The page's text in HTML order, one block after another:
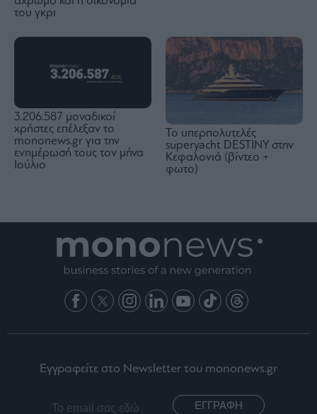
του γκρι
3.206.587 μοναδικοί
χρήστες επέλεξαν το
mononews.gr για την
ενημέρωσή τους τον μήνα
Ιούλιο
Το υπερπολυτελές
superyacht DESTINY στην
Κεφαλονιά (βίντεο +
φωτο)
Εγγραφείτε στο Newsletter του mononews.gr
ΕΓΓΡΑΦΗ